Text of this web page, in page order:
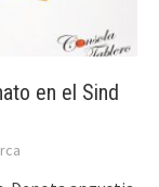
en el Sind